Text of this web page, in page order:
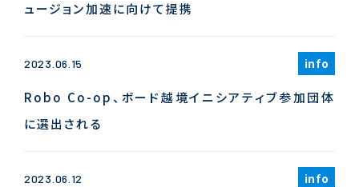
ュージョン加速に向けて提携
2023.06.15 info
Robo Co-op、ボード越境イニシアティブ参加団体
に選出される
2023.06.12 info